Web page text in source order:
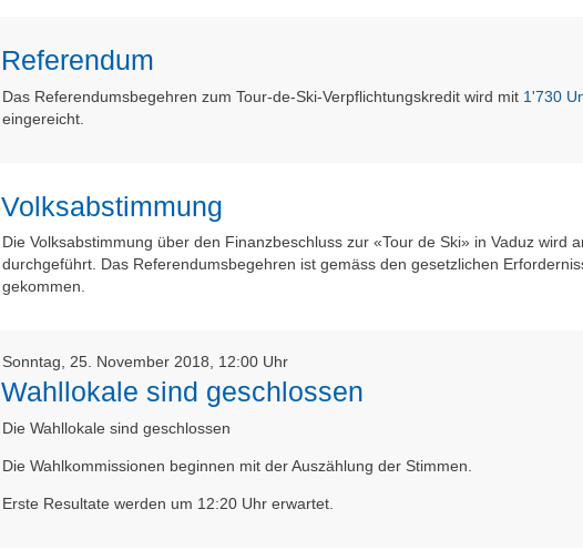
Referendum
Das Referendumsbegehren zum Tour-de-Ski-Verpflichtungskredit wird mit 1'730
eingereicht.
Volksabstimmung
Die Volksabstimmung über den Finanzbeschluss zur «Tour de Ski» in Vaduz wird
durchgeführt. Das Referendumsbegehren ist gemäss den gesetzlichen
gekommen.
Sonntag, 25. November 2018, 12:00 Uhr
Wahllokale sind geschlossen
Die Wahllokale sind geschlossen
Die Wahlkommissionen beginnen mit der Auszählung der Stimmen.
Erste Resultate werden um 12:20 Uhr erwartet.